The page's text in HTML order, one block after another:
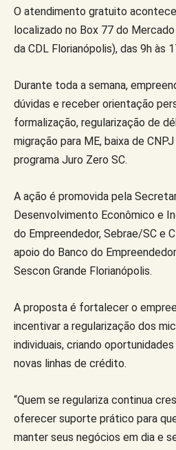
O atendimento gratuito
localizado no Box 77 do
da CDL Florianópolis), das 9h às
Durante toda a semana,
dúvidas e receber orientação
formalização, regularização de
migração para ME, baixa de
programa Juro Zero SC.
A ação é promovida pela
Desenvolvimento Econômico e
do Empreendedor, Sebrae/SC e
apoio do Banco do
Sescon Grande Florianópolis.
A proposta é fortalecer o
incentivar a regularização dos
individuais, criando
novas linhas de crédito.
“Quem se regulariza continua
oferecer suporte prático para
manter seus negócios em dia e